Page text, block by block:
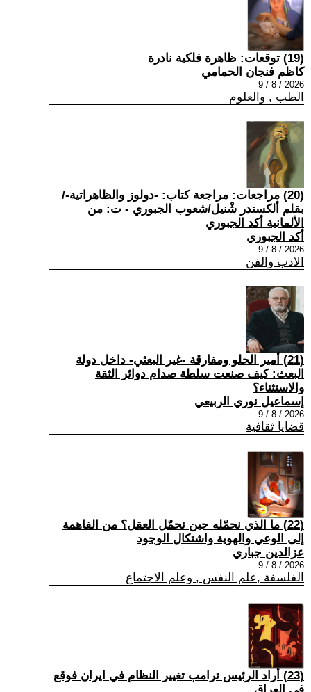
(19) توقعات: ظاهرة فلكية نادرة
كاظم فنجان الحمامي
2026 / 8 / 9
الطب , والعلوم
(20) مراجعات: مراجعة كتاب: -دولوز والظاهراتية-/
بقلم ألكسندر شْنيل/شعوب الجبوري - ت: من
الألمانية أكد الجبوري
أكد الجبوري
2026 / 8 / 9
الادب والفن
(21) أمير الحلو ومفارقة -غير البعثي- داخل دولة
البعث: كيف صنعت سلطة صدام دوائر الثقة
والاستثناء؟
إسماعيل نوري الربيعي
2026 / 8 / 9
قضايا ثقافية
(22) ما الذي نحمّله حين نحمّل العقل؟ من الفاهمة
إلى الوعي والهوية واشتكال الوجود
عزالدين جباري
2026 / 8 / 9
الفلسفة ,علم النفس , وعلم الاجتماع
(23) أراد الرئيس ترامب تغيير النظام في ايران فوقع